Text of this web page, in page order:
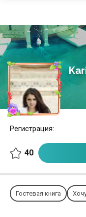
Регистрация:
40
Гостевая книга